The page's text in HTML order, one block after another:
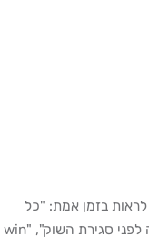
בזמן אמת: "כל
ההפסדים הגדולים שלי קורים בשעה האחרונה לפני סגירת השוק", "win